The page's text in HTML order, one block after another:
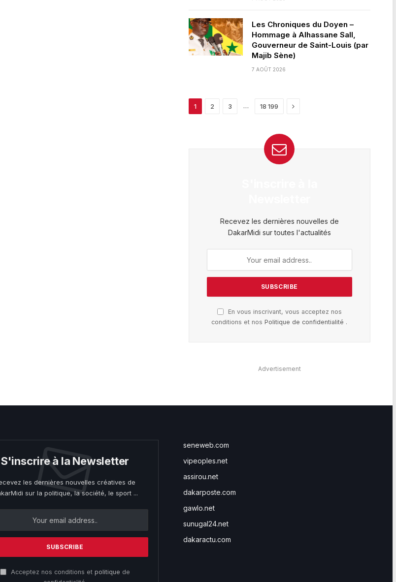
Les Chroniques du Doyen –
Hommage à Alhassane Sall,
Gouverneur de Saint-Louis (par
Majib Sène)
7 AOÛT 2026
1 2 3 … 18 199 Next
Recevez les dernières nouvelles de
DakarMidi sur toutes l'actualités
En vous inscrivant, vous acceptez nos
conditions et nosPolitique de confidentialité .
Advertisement
S'inscrire à la Newsletter
les dernières nouvelles créatives de
sur la politique, la société, le sport ...
Acceptez nos conditions et politique de
seneweb.com
vipeoples.net
assirou.net
dakarposte.com
gawlo.net
sunugal24.net
dakaractu.com